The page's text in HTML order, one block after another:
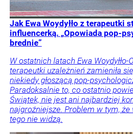
Jak Ewa Woydyłło z terapeutki
influencerką. „Opowiada pop-
brednie”
W ostatnich latach Ewa
terapeutki uzależnień zamieniła
niekiedy głoszącą pop-
Paradoksalnie to, co ostatnio
Świątek, nie jest ani najbardziej
najgroźniejsze. Problem w tym, że
tego nie widzą.